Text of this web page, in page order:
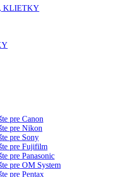
KLIETKY
pre Canon
pre Nikon
pre Sony
pre Fujifilm
pre Panasonic
pre OM System
pre Pentax